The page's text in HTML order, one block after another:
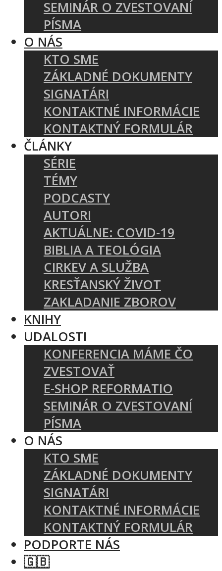
SEMINÁR O ZVESTOVANÍ
PÍSMA
O NÁS
KTO SME
ZÁKLADNÉ DOKUMENTY
SIGNATÁRI
KONTAKTNÉ INFORMÁCIE
KONTAKTNÝ FORMULÁR
ČLÁNKY
SÉRIE
TÉMY
PODCASTY
AUTORI
AKTUÁLNE: COVID-19
BIBLIA A TEOLÓGIA
CIRKEV A SLUŽBA
KRESŤANSKÝ ŽIVOT
ZAKLADANIE ZBOROV
KNIHY
UDALOSTI
KONFERENCIA MÁME ČO
ZVESTOVAŤ
E-SHOP REFORMATIO
SEMINÁR O ZVESTOVANÍ
PÍSMA
O NÁS
KTO SME
ZÁKLADNÉ DOKUMENTY
SIGNATÁRI
KONTAKTNÉ INFORMÁCIE
KONTAKTNÝ FORMULÁR
PODPORTE NÁS
🇬🇧